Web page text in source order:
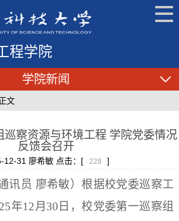
程学院
学院新闻
文
巡察资源与环境工程 学院党委情况
反馈会召开
12-31 廖希敏 点击：[ 228 ]
讯员 廖希敏）根据校党委巡察工
年12月 30 日，校党委第一巡察组